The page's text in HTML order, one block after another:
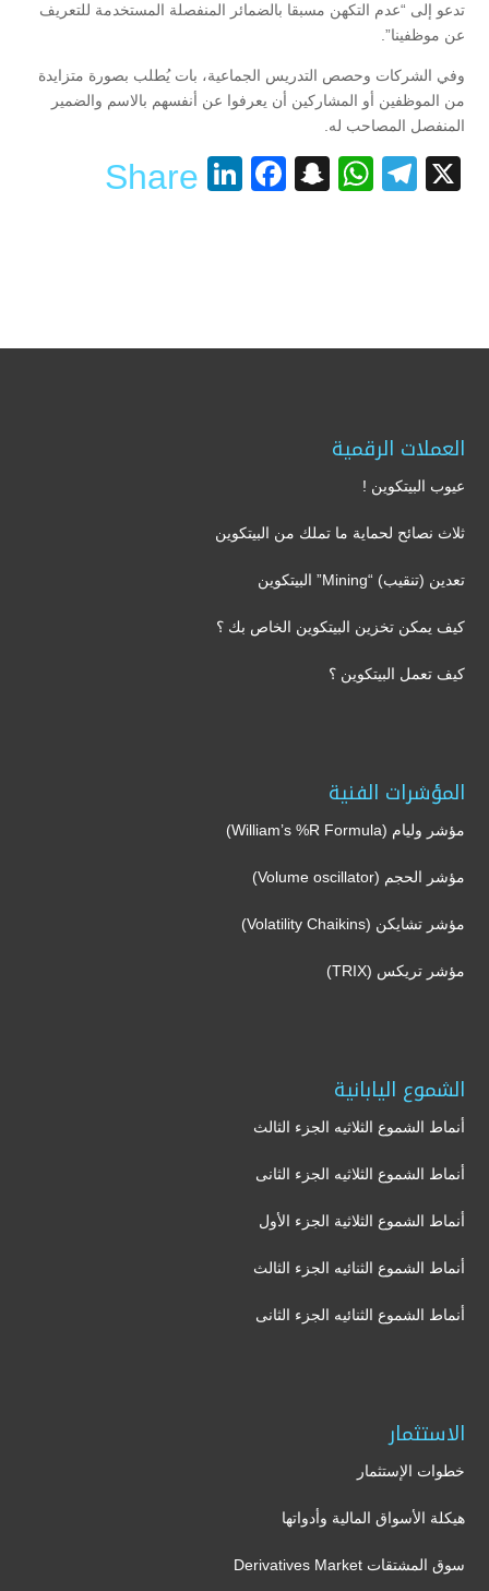
تدعو إلى “عدم التكهن مسبقا بالضمائر المنفصلة المستخدمة للتعريف
عن موظفينا”.
وفي الشركات وحصص التدريس الجماعية، بات يُطلب بصورة متزايدة
من الموظفين أو المشاركين أن يعرفوا عن أنفسهم بالاسم والضمير
المنفصل المصاحب له.
X
Telegram
WhatsApp
Snapchat
Facebook
LinkedIn
Share
العملات الرقمية
عيوب البيتكوين !
ثلاث نصائح لحماية ما تملك من البيتكوين
تعدين (تنقيب) “Mining” البيتكوين
كيف يمكن تخزين البيتكوين الخاص بك ؟
كيف تعمل البيتكوين ؟
المؤشرات الفنية
مؤشر وليام (William’s %R Formula)
مؤشر الحجم (Volume oscillator)
مؤشر تشايكن (Volatility Chaikins)
مؤشر تريكس (TRIX)
الشموع اليابانية
أنماط الشموع الثلاثيه الجزء الثالث
أنماط الشموع الثلاثيه الجزء الثانى
أنماط الشموع الثلاثية الجزء الأول
أنماط الشموع الثنائيه الجزء الثالث
أنماط الشموع الثنائيه الجزء الثانى
الاستثمار
خطوات الإستثمار
هيكلة الأسواق المالية وأدواتها
سوق المشتقات Derivatives Market